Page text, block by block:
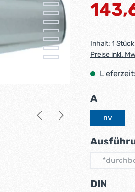
Inhalt: 1 Stück
Preise inkl.
A
nv
DIN